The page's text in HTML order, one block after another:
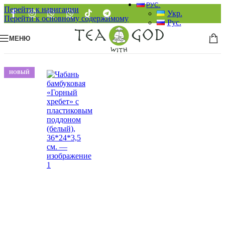
Перейти к навигации
Перейти к основному содержимому
РУС.
Укр.
Рус.
МЕНЮ
НОВЫЙ